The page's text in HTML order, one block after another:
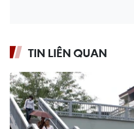
TIN LIÊN QUAN